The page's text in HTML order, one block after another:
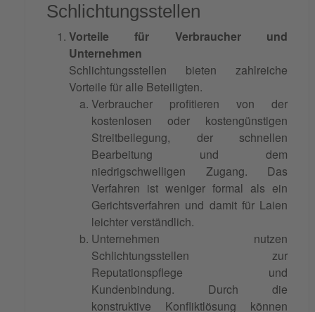
Schlichtungsstellen
Vorteile für Verbraucher und
Unternehmen
Schlichtungsstellen bieten zahlreiche
Vorteile für alle Beteiligten.
Verbraucher profitieren von der
kostenlosen oder kostengünstigen
Streitbeilegung, der schnellen
Bearbeitung und dem
niedrigschwelligen Zugang. Das
Verfahren ist weniger formal als ein
Gerichtsverfahren und damit für Laien
leichter verständlich.
Unternehmen nutzen
Schlichtungsstellen zur
Reputationspflege und
Kundenbindung. Durch die
konstruktive Konfliktlösung können